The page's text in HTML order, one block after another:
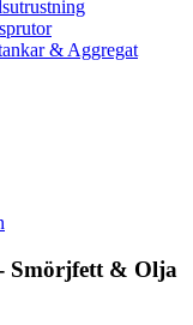
& Aggregat
Smörjfett & Olja